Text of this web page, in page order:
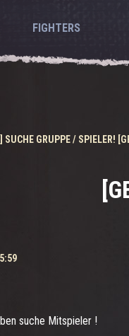
FIGHTERS
SUCHE GRUPPE / SPIELER!
suche Mitspieler !